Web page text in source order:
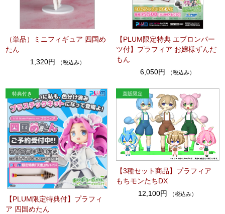
（単品）ミニフィギュア 四国め
たん
1,320円
（税込み）
【PLUM限定特典 エプロンパー
ツ付】プラフィア お嬢様ずんだ
もん
6,050円
（税込み）
【PLUM限定特典付】プラフィ
ア 四国めたん
【3種セット商品】プラフィア
もちモンたちDX
12,100円
（税込み）